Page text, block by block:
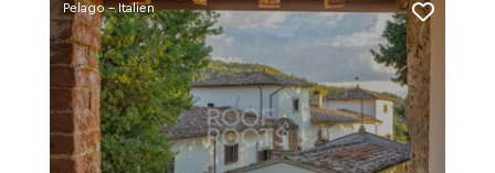
Pelago - Italien